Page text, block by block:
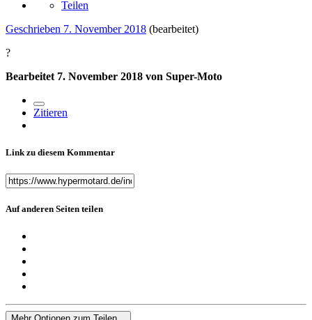
Teilen
Geschrieben 7. November 2018 (bearbeitet)
?
Bearbeitet 7. November 2018 von Super-Moto
Zitieren
Link zu diesem Kommentar
Auf anderen Seiten teilen